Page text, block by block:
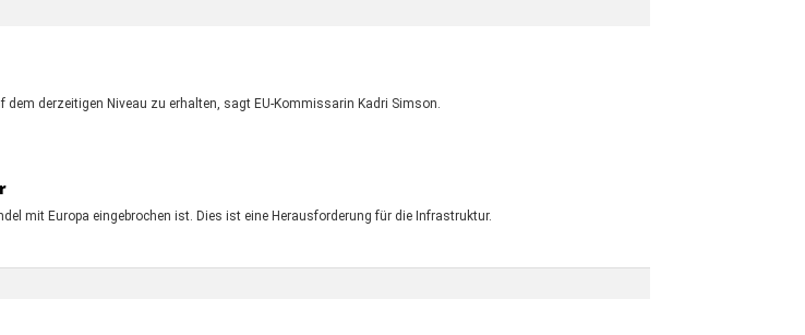
derzeitigen Niveau zu erhalten, sagt EU-Kommissarin Kadri Simson.
mit Europa eingebrochen ist. Dies ist eine Herausforderung für die Infrastruktur.